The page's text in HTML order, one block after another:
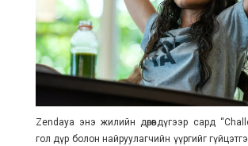
Zendaya энэ жилийн дөрөвдүгээр сард
гол дүр болон найруулагчийн үүргийг